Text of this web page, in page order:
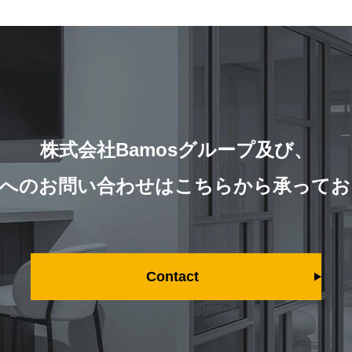
株式会社Bamosグループ及び、
のお問い合わせはこちらから承って
Contact